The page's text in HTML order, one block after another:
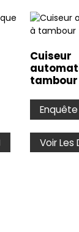
Cuiseur
tambour
Enquête
Voir Les